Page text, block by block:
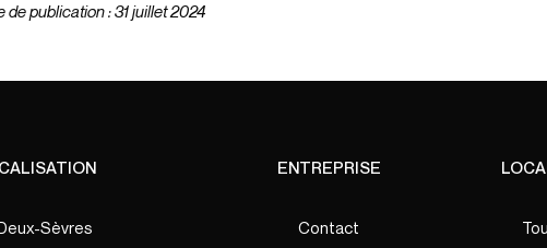
de publication : 31 juillet 2024
Sèvres
ENTREPRISE
Contact